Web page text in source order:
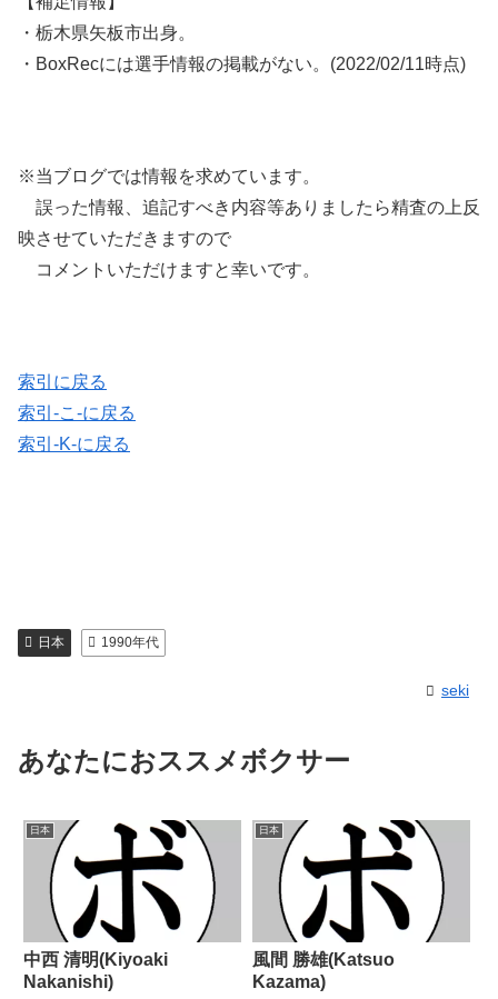
・栃木県矢板市出身。
・BoxRecには選手情報の掲載がない。(2022/02/11時点)
※当ブログでは情報を求めています。
誤った情報、追記すべき内容等ありましたら精査の上反
映させていただきますので
コメントいただけますと幸いです。
索引に戻る
索引-こ-に戻る
索引-K-に戻る
日本 1990年代
seki
あなたにおススメボクサー
日本
中西 清明(Kiyoaki
Nakanishi)
日本
風間 勝雄(Katsuo
Kazama)